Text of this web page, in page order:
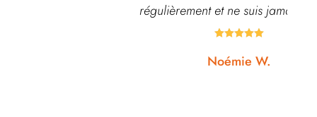
régulièrement et ne suis jamais déçue.